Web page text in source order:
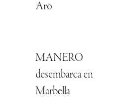
Aro
MANERO
desembarca en
Marbella